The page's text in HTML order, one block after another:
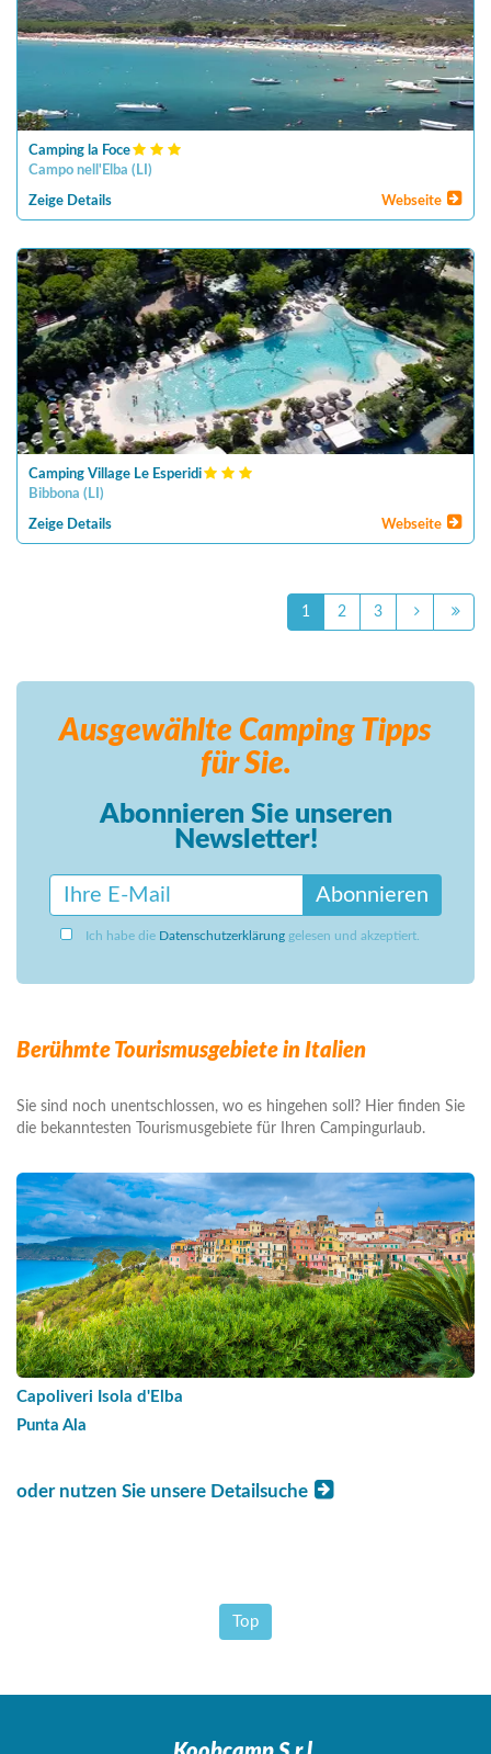
Camping la Foce
Campo nell'Elba ( LI )
Zeige Details Webseite
Camping Village Le Esperidi
Bibbona ( LI )
Zeige Details Webseite
1 2 3
Ausgewählte Camping Tipps
für Sie.
Abonnieren Sie unseren
Newsletter!
Abonnieren
Ich habe die Datenschutzerklärung gelesen und akzeptiert.
Berühmte Tourismusgebiete in Italien
Sie sind noch unentschlossen, wo es hingehen soll? Hier finden Sie
die bekanntesten Tourismusgebiete für Ihren Campingurlaub.
Capoliveri Isola d'Elba
Punta Ala
oder nutzen Sie unsere Detailsuche
Top